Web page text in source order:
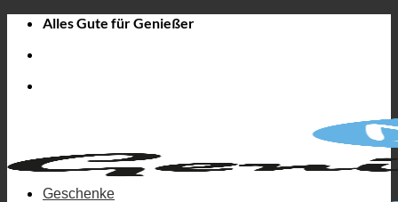
Zum
springen
Alles Gute für Genießer
Geschenke